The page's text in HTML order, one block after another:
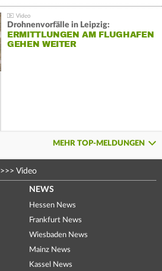
Drohnenvorfälle in Leipzig:
ERMITTLUNGEN AM FLUGHAFEN
GEHEN WEITER
MEHR TOP-MELDUNGEN
>>> Video
NEWS
Hessen News
Frankfurt News
Wiesbaden News
Mainz News
Kassel News